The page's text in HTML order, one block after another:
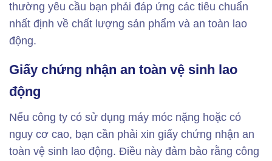
thường yêu cầu bạn phải đáp ứng các tiêu chuẩn
nhất định về chất lượng sản phẩm và an toàn lao
động.
Giấy chứng nhận an toàn vệ sinh lao
động
Nếu công ty có sử dụng máy móc nặng hoặc có
nguy cơ cao, bạn cần phải xin giấy chứng nhận an
toàn vệ sinh lao động. Điều này đảm bảo rằng công